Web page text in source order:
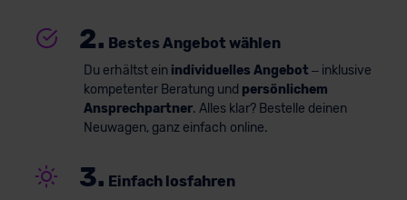
2. Bestes Angebot wählen
Du erhältst ein individuelles Angebot – inklusive
kompetenter Beratung und persönlichem
Ansprechpartner. Alles klar? Bestelle deinen
Neuwagen, ganz einfach online.
3. Einfach losfahren